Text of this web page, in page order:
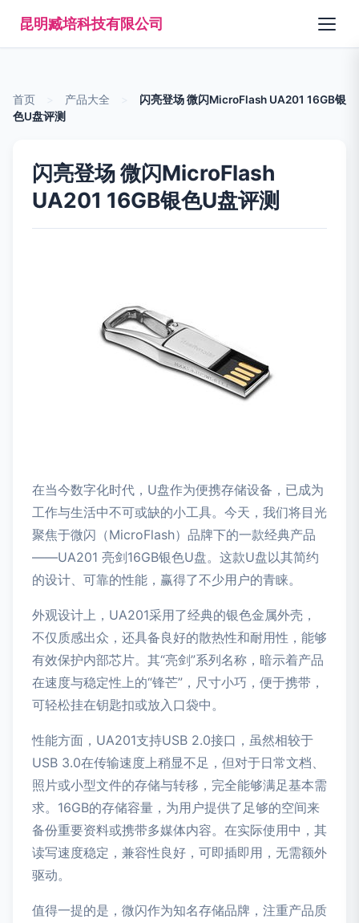
昆明臧培科技有限公司
首页 产品大全
闪亮登场 微闪MicroFlash UA201 16GB银
色U盘评测
闪亮登场 微闪MicroFlash
UA201 16GB银色U盘评测
在当今数字化时代，U盘作为便携存储设备，已成为
工作与生活中不可或缺的小工具。今天，我们将目光
聚焦于微闪（MicroFlash）品牌下的一款经典产品
——UA201 亮剑16GB银色U盘。这款U盘以其简约
的设计、可靠的性能，赢得了不少用户的青睐。
外观设计上，UA201采用了经典的银色金属外壳，
不仅质感出众，还具备良好的散热性和耐用性，能够
有效保护内部芯片。其“亮剑”系列名称，暗示着产品
在速度与稳定性上的“锋芒”，尺寸小巧，便于携带，
可轻松挂在钥匙扣或放入口袋中。
性能方面，UA201支持USB 2.0接口，虽然相较于
USB 3.0在传输速度上稍显不足，但对于日常文档、
照片或小型文件的存储与转移，完全能够满足基本需
求。16GB的存储容量，为用户提供了足够的空间来
备份重要资料或携带多媒体内容。在实际使用中，其
读写速度稳定，兼容性良好，可即插即用，无需额外
驱动。
值得一提的是，微闪作为知名存储品牌，注重产品质